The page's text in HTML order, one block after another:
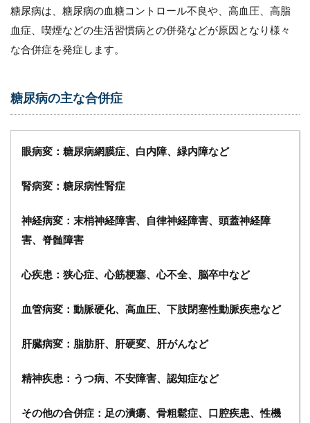
（４）
適正処
方・適
正使用
（５）
自己管
理支援
訪
問
護
ス
テ
シ
利
者
に
尿
最
糖尿病は、糖尿病の血糖コントロール不良や、高血圧、高脂
血症、喫煙などの生活習慣病との併発などが原因となり様々
な合併症を発症します。
糖尿病の主な合併症
眼病変：糖尿病網膜症、白内障、緑内障など
腎病変：糖尿病性腎症
神経病変：末梢神経障害、自律神経障害、頭蓋神経障
害、脊髄障害
心疾患：狭心症、心筋梗塞、心不全、脳卒中など
血管病変：動脈硬化、高血圧、下肢閉塞性動脈疾患など
肝臓病変：脂肪肝、肝硬変、肝がんなど
精神疾患：うつ病、不安障害、認知症など
その他の合併症：足の潰瘍、骨粗鬆症、口腔疾患、性機